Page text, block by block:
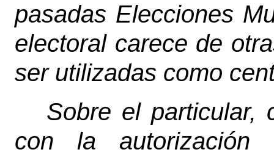
pasadas Elecciones
electoral carece de
ser utilizadas como
Sobre el particular,
con la